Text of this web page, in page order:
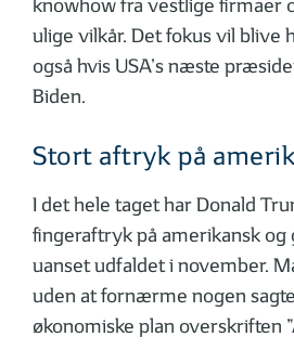
knowhow fra vestlige firmaer
ulige vilkår. Det fokus vil blive
også hvis USA’s næste
Biden.
Stort aftryk på
I det hele taget har Donald
fingeraftryk på amerikansk og
uanset udfaldet i november.
uden at fornærme nogen
økonomiske plan overskriften